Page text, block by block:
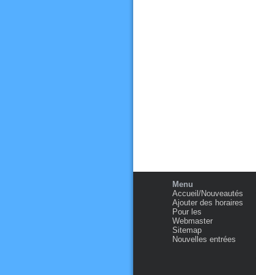
Menu
Accueil/Nouveautés
Ajouter des horaires
Pour les
Webmaster
Sitemap
Nouvelles entrées